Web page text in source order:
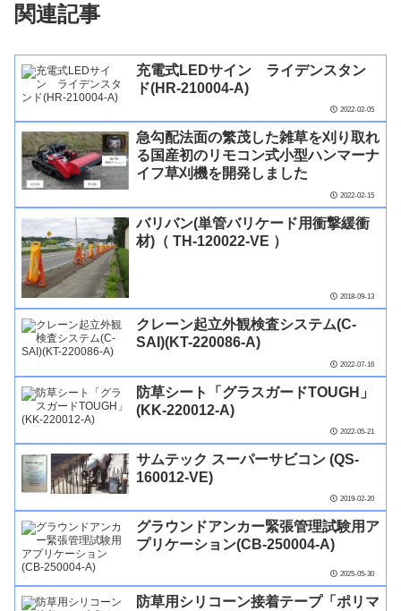
関連記事
充電式LEDサイン ライデンスタン
ド(HR-210004-A)
2022-02-05
急勾配法面の繁茂した雑草を刈り取れ
る国産初のリモコン式小型ハンマーナ
イフ草刈機を開発しました
2022-02-15
バリバン(単管バリケード用衝撃緩衝
材)（ TH-120022-VE ）
2018-09-13
クレーン起立外観検査システム(C-
SAI)(KT-220086-A)
2022-07-16
防草シート「グラスガードTOUGH」
(KK-220012-A)
2022-05-21
サムテック スーパーサビコン (QS-
160012-VE)
2019-02-20
グラウンドアンカー緊張管理試験用ア
プリケーション(CB-250004-A)
2025-05-30
防草用シリコーン接着テープ「ポリマ